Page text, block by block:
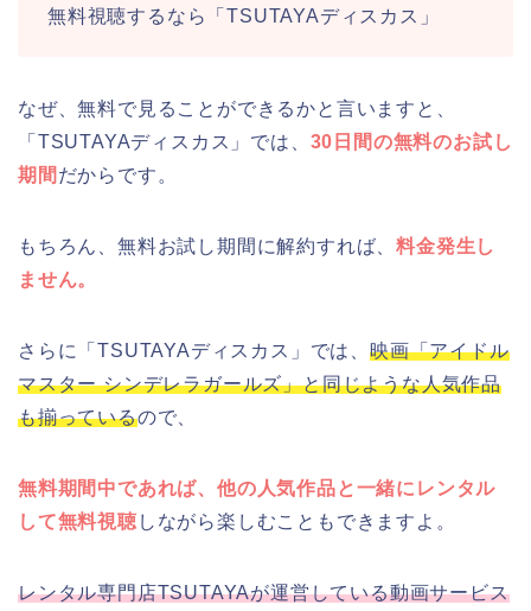
無料視聴するなら「TSUTAYAディスカス」
なぜ、無料で見ることができるかと言いますと、
「TSUTAYAディスカス」では、 30日間の無料のお試し
期間 だからです。
もちろん、無料お試し期間に解約すれば、料金発生し
ません。
さらに「TSUTAYAディスカス」では、 映画「アイドル
マスター シンデレラガールズ」と同じような人気作品
も揃っているので、
無料期間中であれば、他の人気作品と一緒にレンタル
して無料視聴 しながら楽しむこともできますよ。
レンタル専門店TSUTAYAが運営している動画サービス